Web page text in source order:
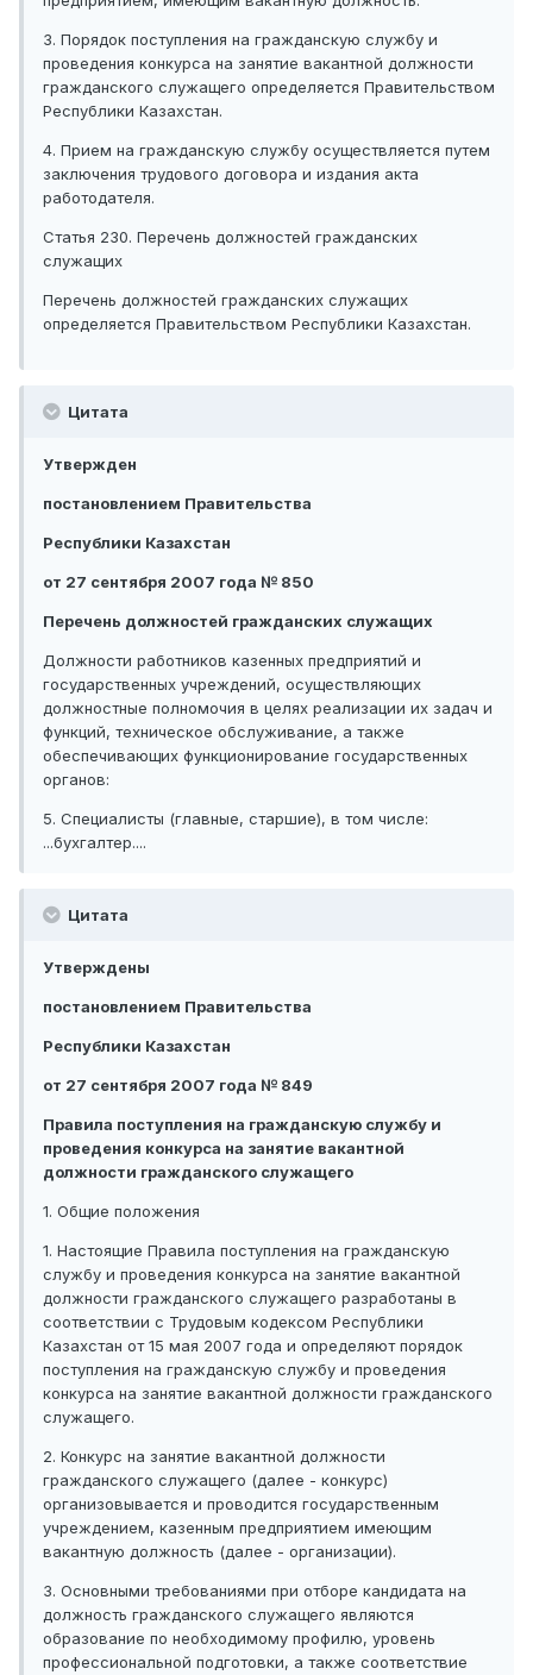
3. Порядок поступления на гражданскую службу и
проведения конкурса на занятие вакантной должности
гражданского служащего определяется Правительством
Республики Казахстан.
4. Прием на гражданскую службу осуществляется путем
заключения трудового договора и издания акта
работодателя.
Статья 230. Перечень должностей гражданских
служащих
Перечень должностей гражданских служащих
определяется Правительством Республики Казахстан.
Цитата
Утвержден
постановлением Правительства
Республики Казахстан
от 27 сентября 2007 года № 850
Перечень должностей гражданских служащих
Должности работников казенных предприятий и
государственных учреждений, осуществляющих
должностные полномочия в целях реализации их задач и
функций, техническое обслуживание, а также
обеспечивающих функционирование государственных
органов:
5. Специалисты (главные, старшие), в том числе:
...бухгалтер....
Цитата
Утверждены
постановлением Правительства
Республики Казахстан
от 27 сентября 2007 года № 849
Правила поступления на гражданскую службу и
проведения конкурса на занятие вакантной
должности гражданского служащего
1. Общие положения
1. Настоящие Правила поступления на гражданскую
службу и проведения конкурса на занятие вакантной
должности гражданского служащего разработаны в
соответствии с Трудовым кодексом Республики
Казахстан от 15 мая 2007 года и определяют порядок
поступления на гражданскую службу и проведения
конкурса на занятие вакантной должности гражданского
служащего.
2. Конкурс на занятие вакантной должности
гражданского служащего (далее - конкурс)
организовывается и проводится государственным
учреждением, казенным предприятием имеющим
вакантную должность (далее - организации).
3. Основными требованиями при отборе кандидата на
должность гражданского служащего являются
образование по необходимому профилю, уровень
профессиональной подготовки, а также соответствие